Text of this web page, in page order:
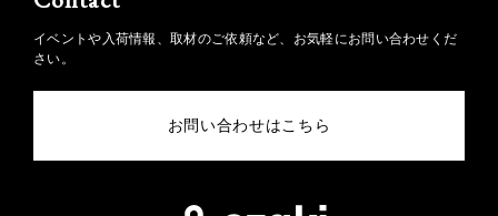
イベントや入荷情報、取材のご依頼など、お気軽にお問い合わせくだ
さい。
お問い合わせはこちら